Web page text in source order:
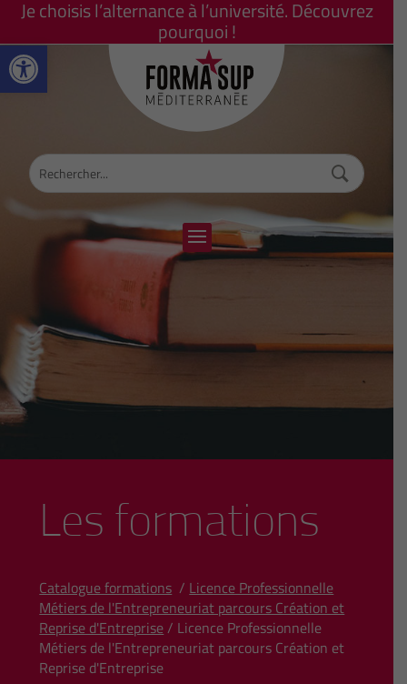
Ouvrir la barre d’outils
Je choisis l’alternance à l’université. Découvrez
pourquoi !
Les formations
Catalogue formations / Licence Professionnelle
Métiers de l'Entrepreneuriat parcours Création et
Reprise d'Entreprise/ Licence Professionnelle
Métiers de l'Entrepreneuriat parcours Création et
Reprise d'Entreprise